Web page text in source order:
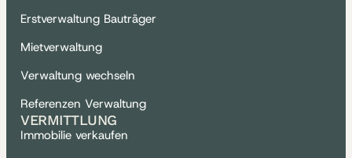
Erstverwaltung Bauträger
Mietverwaltung
Verwaltung wechseln
Referenzen Verwaltung
VERMITTLUNG
Immobilie verkaufen